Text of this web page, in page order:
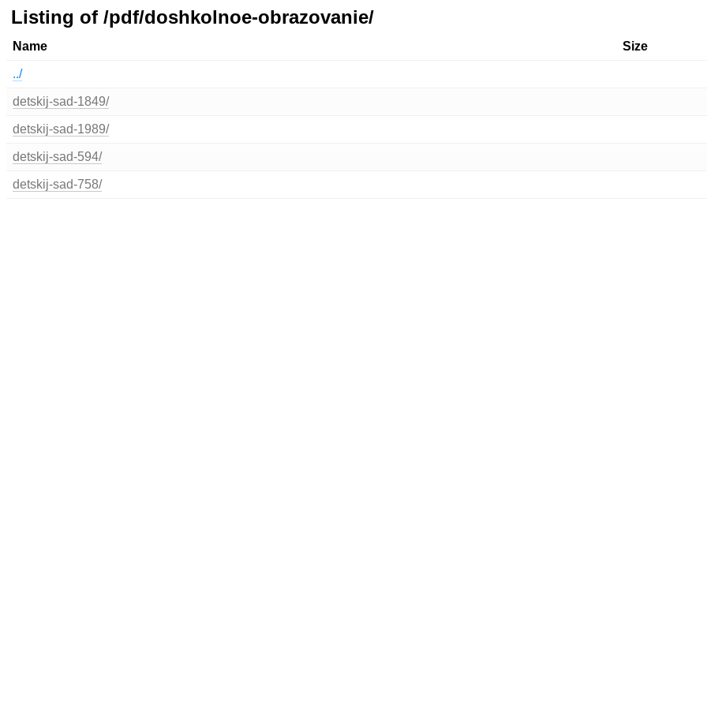
Listing of /pdf/doshkolnoe-obrazovanie/
Name Size
../
detskij-sad-1849/
detskij-sad-1989/
detskij-sad-594/
detskij-sad-758/